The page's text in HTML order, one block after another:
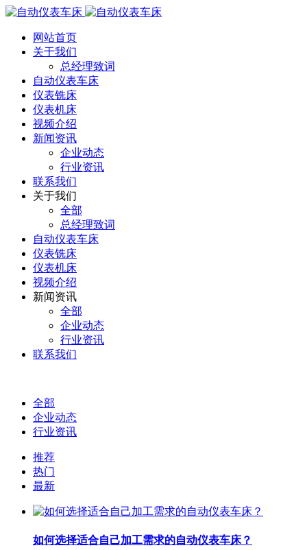
网站首页
关于我们
总经理致词
自动仪表车床
仪表铣床
仪表机床
视频介绍
新闻资讯
企业动态
行业资讯
联系我们
关于我们
全部
总经理致词
自动仪表车床
仪表铣床
仪表机床
视频介绍
新闻资讯
全部
企业动态
行业资讯
联系我们
全部
企业动态
行业资讯
推荐
热门
最新
如何选择适合自己加工需求的自动仪表车床？